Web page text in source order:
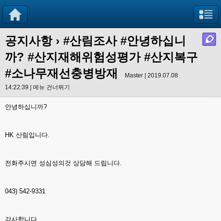
공지사항› #산림조사 #안녕하십니
까? #산지재해위험성평가 #산지복구
#소나무재선충병방재
Master | 2019.07.08
14:22:39 | 메뉴 건너뛰기
안녕하십니까?
HK 산림입니다.
전화주시면 성심성의것 상담해 드립니다.
043) 542-9331
감사합니다.